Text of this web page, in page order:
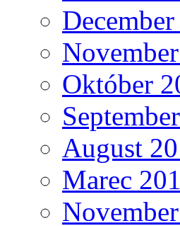
December
Október
August
Marec